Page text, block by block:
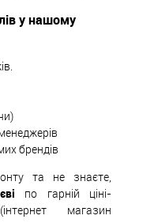
у нашому
брендів
та не знаєте,
по гарній ціні-
магазин